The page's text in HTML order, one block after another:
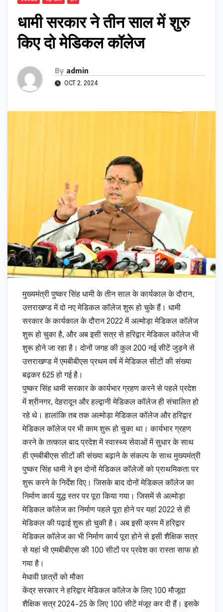
धामी सरकार ने तीन साल में शुरु
किए दो मेडिकल कॉलेज
By admin
OCT 2, 2024
मुख्यमंत्री पुष्कर सिंह धामी के तीन साल के कार्यकाल के दौरान,
उत्तराखण्ड में दो नए मेडिकल कॉलेज शुरू हो चुके हैं। धामी
सरकार के कार्यकाल के दौरान 2022 में अल्मोड़ा मेडिकल कॉलेज
शुरू हो चुका है, और अब इसी सत्र से हरिद्वार मेडिकल कॉलेज भी
शुरू होने जा रहा है। दोनों जगह की कुल 200 नई सीटें जुड़ने से
उत्तराखण्ड में एमबीबीएस प्रथम वर्ष में मेडिकल सीटों की संख्या
बढ़कर 625 हो गई है।
पुष्कर सिंह धामी सरकार के कार्यभार ग्रहण करने से पहले प्रदेश
में श्रीनगर, देहरादून और हल्द्वानी मेडिकल कॉलेज ही संचालित हो
रहे थे। हालांकि तब तक अल्मोड़ा मेडिकल कॉलेज और हरिद्वार
मेडिकल कॉलेज पर भी काम शुरू हो चुका था। कार्यभार ग्रहण
करने के तत्काल बाद प्रदेश में स्वास्थ्य सेवाओं में सुधार के साथ
ही एमबीबीएस सीटों की संख्या बढ़ाने के संकल्प के साथ मुख्यमंत्री
पुष्कर सिंह धामी ने इन दोनों मेडिकल कॉलेजों को प्राथमिकता पर
शुरू करने के निर्देश दिए। जिसके बाद दोनों मेडिकल कॉलेज का
निर्माण कार्य युद्ध स्तर पर पूरा किया गया। जिसमें से अल्मोड़ा
मेडिकल कॉलेज का निर्माण पहले पूरा होने पर यहां 2022 से ही
मेडिकल की पढ़ाई शुरू हो चुकी है। अब इसी क्रम में हरिद्वार
मेडिकल कॉलेज का भी निर्माण कार्य पूरा होने से इसी शैक्षिक सत्र
से यहां भी एमबीबीएस की 100 सीटों पर प्रवेश का रास्ता साफ हो
गया है।
मेधावी छात्रों को मौका
केंद्र सरकार ने हरिद्वार मेडिकल कॉलेज के लिए 100 मौजूदा
शैक्षिक सत्र 2024-25 के लिए 100 सीटें मंजूर कर दी हैं। इसके